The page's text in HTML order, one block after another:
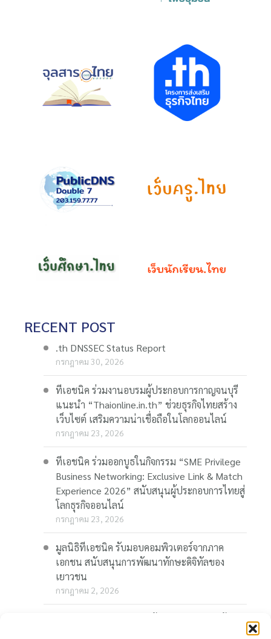
RECENT POST
.th DNSSEC Status Report
กรกฎาคม 30, 2026
ทีเอชนิค ร่วมงานอบรมผู้ประกอบการกาญจนบุรี
แนะนำ “Thaionline.in.th” ช่วยธุรกิจไทยสร้าง
เว็บไซต์ เสริมความน่าเชื่อถือในโลกออนไลน์
กรกฎาคม 23, 2026
ทีเอชนิค ร่วมออกบูธในกิจกรรม “SME Privilege
Business Networking: Exclusive Link & Match
Experience 2026” สนับสนุนผู้ประกอบการไทยสู่
โลกธุรกิจออนไลน์
กรกฎาคม 23, 2026
มูลนิธิทีเอชนิค รับมอบคอมพิวเตอร์จากภาค
เอกชน สนับสนุนการพัฒนาทักษะดิจิทัลของ
เยาวชน
กรกฎาคม 2, 2026